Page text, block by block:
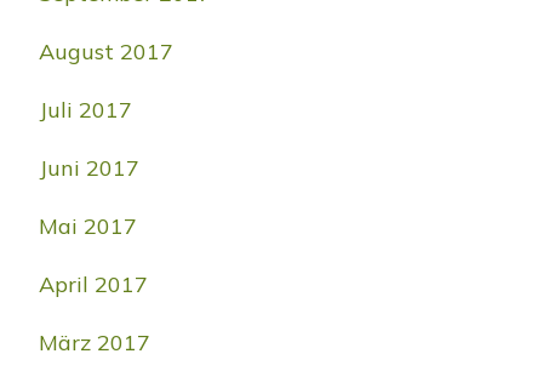
August 2017
Juli 2017
Juni 2017
Mai 2017
April 2017
März 2017